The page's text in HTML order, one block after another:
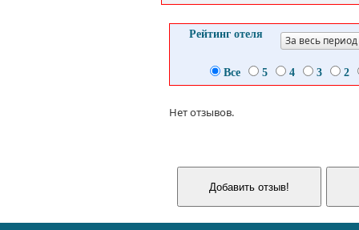
Рейтинг отеля За весь период
Все 5 4 3 2
Нет отзывов.